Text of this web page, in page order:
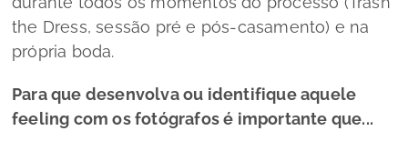
the Dress, sessão pré e pós-casamento) e na
própria boda.
Para que desenvolva ou identifique aquele
feeling com os fotógrafos é importante que...